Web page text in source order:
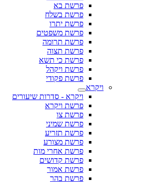
פרשת בא
פרשת בשלח
פרשת יתרו
פרשת משפטים
פרשת תרומה
פרשת תצוה
פרשת כי תשא
פרשת ויקהל
פרשת פקודי
ויקרא
ויקרא - סדרות שיעורים
פרשת ויקרא
פרשת צו
פרשת שמיני
פרשת תזריע
פרשת מצורע
פרשת אחרי מות
פרשת קדושים
פרשת אמור
פרשת בהר